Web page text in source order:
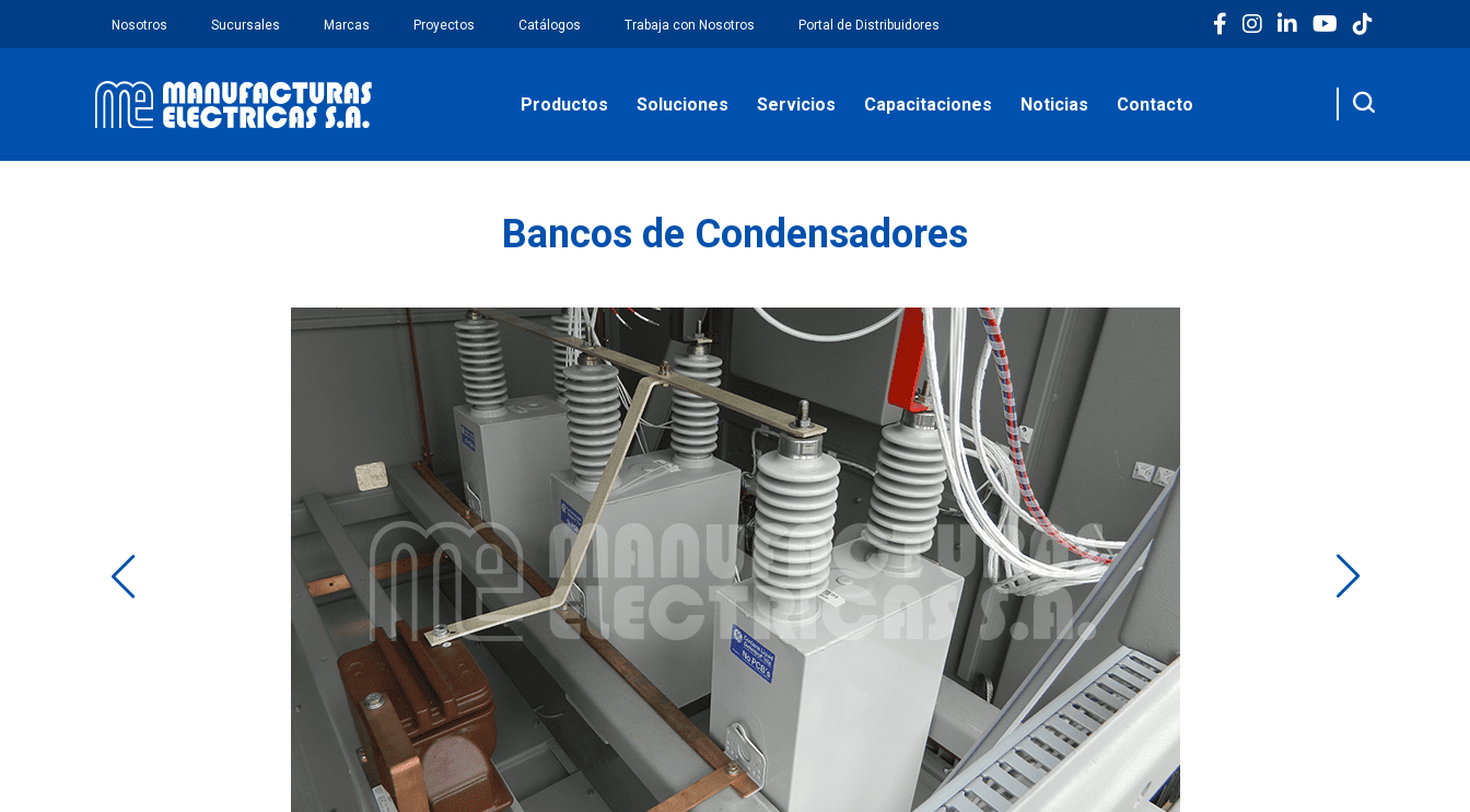
Nosotros Sucursales Marcas Proyectos Catálogos Trabaja con Nosotros Portal de Distribuidores
Productos Soluciones Servicios Capacitaciones Noticias Contacto
Bancos de Condensadores